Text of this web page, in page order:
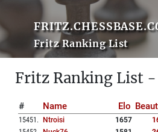
Fritz Ranking List
Fritz Ranking List -
# Name Elo
15451 . Ntroisi 1657